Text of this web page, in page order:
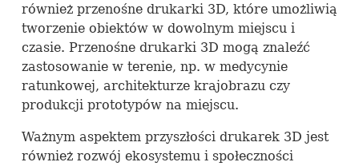
również przenośne drukarki 3D, które umożliwią
tworzenie obiektów w dowolnym miejscu i
czasie. Przenośne drukarki 3D mogą znaleźć
zastosowanie w terenie, np. w medycynie
ratunkowej, architekturze krajobrazu czy
produkcji prototypów na miejscu.
Ważnym aspektem przyszłości drukarek 3D jest
również rozwój ekosystemu i społeczności